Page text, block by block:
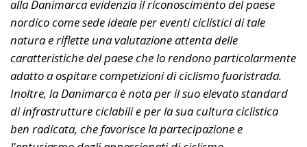
alla Danimarca evidenzia il riconoscimento del paese
nordico come sede ideale per eventi ciclistici di tale
natura e riflette una valutazione attenta delle
caratteristiche del paese che lo rendono particolarmente
adatto a ospitare competizioni di ciclismo fuoristrada.
Inoltre, la Danimarca è nota per il suo elevato standard
di infrastrutture ciclabili e per la sua cultura ciclistica
ben radicata, che favorisce la partecipazione e